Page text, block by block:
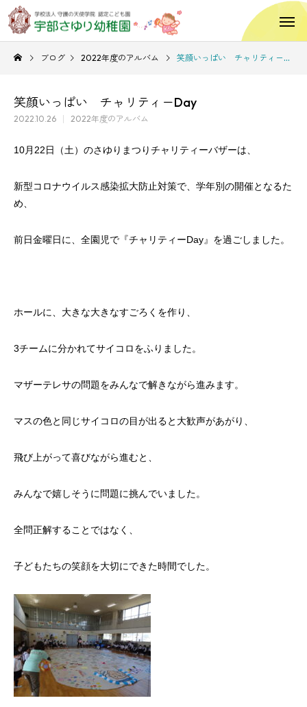
ブログ 2022年度のアルバム 笑顔いっぱい チャリティーDay
笑顔いっぱい チャリティーDay
2022.10.26 2022年度のアルバム
10月22日（土）のさゆりまつりチャリティーバザーは、
新型コロナウイルス感染拡大防止対策で、学年別の開催となるた
め、
前日金曜日に、全園児で『チャリティーDay』を過ごしました。
ホールに、大きな大きなすごろくを作り、
3チームに分かれてサイコロをふりました。
マザーテレサの問題をみんなで解きながら進みます。
マスの色と同じサイコロの目が出ると大歓声があがり、
飛び上がって喜びながら進むと、
みんなで嬉しそうに問題に挑んでいました。
全問正解することではなく、
子どもたちの笑顔を大切にできた時間でした。